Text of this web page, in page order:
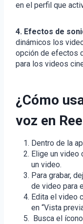
en el perfil que
4. Efectos de
dinámicos los
opción de efectos
para los videos
¿Cómo
voz en
Dentro de la
Elige un video
un video.
Para grabar,
de video para
Edita el video
en “Vista
Busca el